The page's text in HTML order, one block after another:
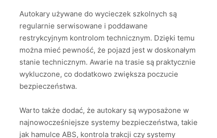
Autokary używane do wycieczek szkolnych są
regularnie serwisowane i poddawane
restrykcyjnym kontrolom technicznym. Dzięki temu
można mieć pewność, że pojazd jest w doskonałym
stanie technicznym. Awarie na trasie są praktycznie
wykluczone, co dodatkowo zwiększa poczucie
bezpieczeństwa.
Warto także dodać, że autokary są wyposażone w
najnowocześniejsze systemy bezpieczeństwa, takie
jak hamulce ABS, kontrola trakcji czy systemy